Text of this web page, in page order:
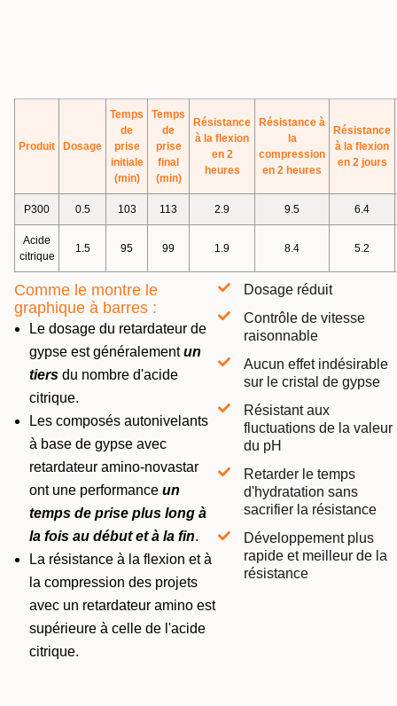
Produit Dosage
Temps
de
prise
initiale
(min)
Temps
de
prise
final
(min)
Résistance
à la flexion
en 2
heures
Résistance à
la
compression
en 2 heures
Résistance
à la flexion
en 2 jours
P300 0.5 103 113 2.9 9.5 6.4
Acide
citrique
1.5 95 99 1.9 8.4 5.2
Comme le montre le
graphique à barres :
Le dosage du retardateur de
gypse est généralementun
tiers du nombre d'acide
citrique.
Les composés autonivelants
à base de gypse avec
retardateur amino-novastar
ont une performance un
temps de prise plus long à
la fois au début et à la fin.
La résistance à la flexion et à
la compression des projets
avec un retardateur amino est
supérieure à celle de l'acide
citrique.
Dosage réduit
Contrôle de vitesse
raisonnable
Aucun effet indésirable
sur le cristal de gypse
Résistant aux
fluctuations de la valeur
du pH
Retarder le temps
d'hydratation sans
sacrifier la résistance
Développement plus
rapide et meilleur de la
résistance